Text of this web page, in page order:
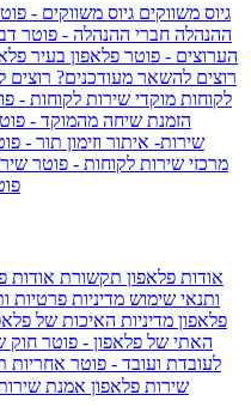
גיוס משווקים גיוס משווקים -
ההנהלה חברי ההנהלה - פוטר
הערוצים - פוטר פלאפון בעיר
רוצים להשאר מעודכנים? רוצים
לקוחות מוקדי שירות לקוחות -
הזמנת שיחה מהמוקד -
שירות- איתור וזימון תור -
מרכזי שירות לקוחות - פוטר
אודות פלאפון תקשורת אודות
ותנאי שימוש מדיניות פרטיות
פלאפון מדיניות האיכות של
האתי של פלאפון - פוטר חוק
לעובדת ועובד - פוטר אחריות
שירות פלאפון אמנת